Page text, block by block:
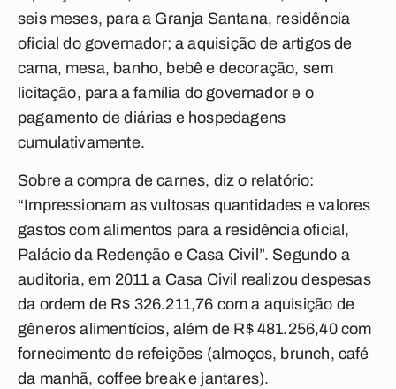
seis meses, para a Granja Santana, residência
oficial do governador; a aquisição de artigos de
cama, mesa, banho, bebê e decoração, sem
licitação, para a família do governador e o
pagamento de diárias e hospedagens
cumulativamente.
Sobre a compra de carnes, diz o relatório:
“Impressionam as vultosas quantidades e valores
gastos com alimentos para a residência oficial,
Palácio da Redenção e Casa Civil”. Segundo a
auditoria, em 2011 a Casa Civil realizou despesas
da ordem de R$ 326.211,76 com a aquisição de
gêneros alimentícios, além de R$ 481.256,40 com
fornecimento de refeições (almoços, brunch, café
da manhã, coffee break e jantares).